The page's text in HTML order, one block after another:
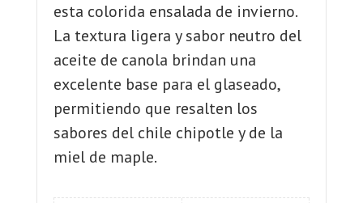
esta colorida ensalada de invierno.
La textura ligera y sabor neutro del
aceite de canola brindan una
excelente base para el glaseado,
permitiendo que resalten los
sabores del chile chipotle y de la
miel de maple.